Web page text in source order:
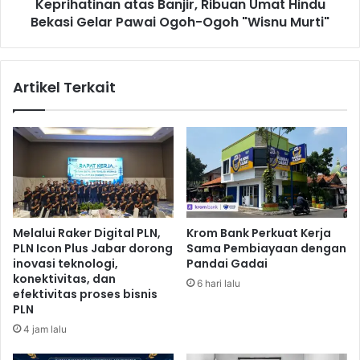
e
e
a
l
i
a
i
r
R
i
b
u
a
n
m
Keprihatinan atas Banjir, Ribuan Umat Hindu
Bekasi Gelar Pawai Ogoh-Ogoh "Wisnu Murti"
Artikel Terkait
Melalui Raker Digital PLN,
PLN Icon Plus Jabar dorong
inovasi teknologi,
konektivitas, dan
efektivitas proses bisnis
PLN
4 jam lalu
Krom Bank Perkuat Kerja
Sama Pembiayaan dengan
Pandai Gadai
6 hari lalu